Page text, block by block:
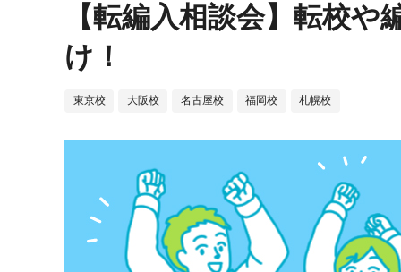
【転編入相談会】転校
け！
東京校 大阪校 名古屋校 福岡校 札幌校